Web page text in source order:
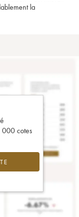
la
000 cotes